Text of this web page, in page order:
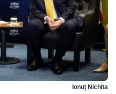
Ionuț Nichita